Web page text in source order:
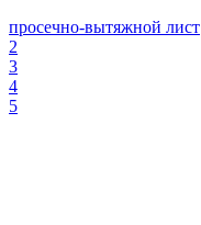
просечно-вытяжной лист
2
3
4
5